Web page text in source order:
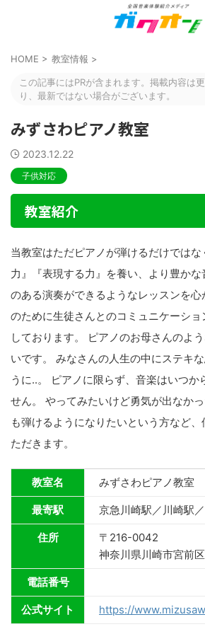
HOME > 教室情報 >
この記事にはPRが含まれます。掲載内容は
り、最新ではない場合がございます。
みずさわピアノ教室
2023.12.22
子供対応
教室紹介
当教室はただピアノが弾けるだけでは
力』『表現する力』を養い、より豊か
のある演奏ができるようなレッスンを
のために生徒さんとのコミュニケーシ
しております。 ピアノのお母さんのよ
いです。 みなさんの人生の中にステキ
うに..。 ピアノに限らず、音楽はいつか
せん。 やってみたいけど勇気が出なか
も弾けるようになりたいという方など
ただきます。
教室名 みずさわピアノ教室
最寄駅 京急川崎駅／川崎駅
住所
〒216-0042
神奈川県川崎市宮前
電話番号
公式サイト https://